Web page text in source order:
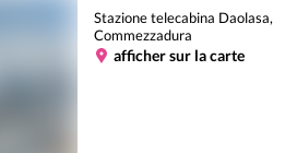
Stazione telecabina Daolasa,
Commezzadura
afficher sur la carte